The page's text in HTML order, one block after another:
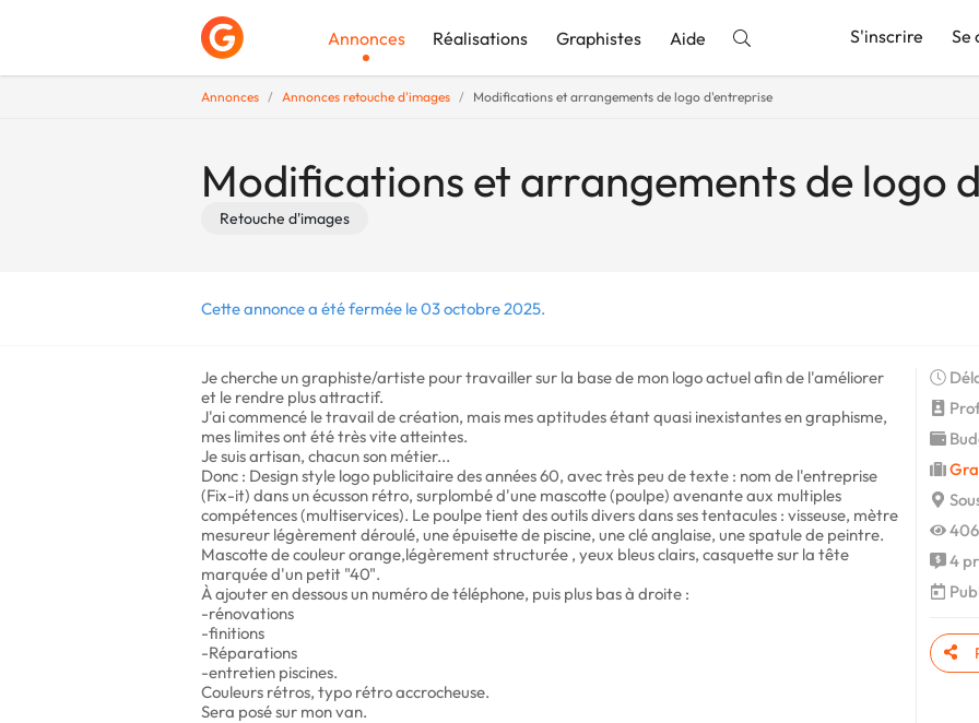
Annonces Réalisations Graphistes Aide S'inscrire Se
Annonces Annonces retouche d'images Modifications et arrangements de logo d'entreprise
Modifications et arrangements de logo
Retouche d'images
Cette annonce a été fermée le 03 octobre 2025.
Je cherche un graphiste/artiste pour travailler sur la base de mon logo actuel afin de l'améliorer
et le rendre plus attractif.
J'ai commencé le travail de création, mais mes aptitudes étant quasi inexistantes en graphisme,
mes limites ont été très vite atteintes.
Je suis artisan, chacun son métier...
Donc : Design style logo publicitaire des années 60, avec très peu de texte : nom de l'entreprise
(Fix-it) dans un écusson rétro, surplombé d'une mascotte (poulpe) avenante aux multiples
compétences (multiservices). Le poulpe tient des outils divers dans ses tentacules : visseuse, mètre
mesureur légèrement déroulé, une épuisette de piscine, une clé anglaise, une spatule de peintre.
Mascotte de couleur orange,légèrement structurée , yeux bleus clairs, casquette sur la tête
marquée d'un petit "40".
À ajouter en dessous un numéro de téléphone, puis plus bas à droite :
-rénovations
-finitions
-Réparations
-entretien piscines.
Couleurs rétros, typo rétro accrocheuse.
Sera posé sur mon van.
406
4